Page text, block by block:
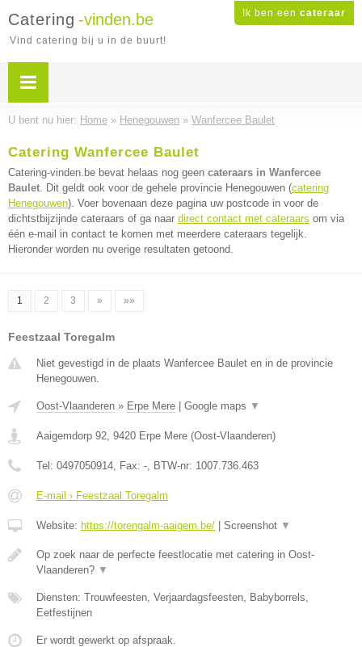
Ik ben een cateraar
Catering -vinden.be
Vind catering bij u in de buurt!
U bent nu hier: Home » Henegouwen » Wanfercee Baulet
Catering Wanfercee Baulet
Catering-vinden.be bevat helaas nog geen cateraars in Wanfercee
Baulet. Dit geldt ook voor de gehele provincie Henegouwen (catering
Henegouwen). Voer bovenaan deze pagina uw postcode in voor de
dichtstbijzijnde cateraars of ga naar direct contact met cateraars om via
één e-mail in contact te komen met meerdere cateraars tegelijk.
Hieronder worden nu overige resultaten getoond.
1 2 3 » »»
Feestzaal Toregalm
Niet gevestigd in de plaats Wanfercee Baulet en in de provincie
Henegouwen.
Oost-Vlaanderen » Erpe Mere Google maps ▼
Aaigemdorp 92, 9420 Erpe Mere (Oost-Vlaanderen)
Tel: 0497050914, Fax: -, BTW-nr: 1007.736.463
E-mail › Feestzaal Toregalm
Website: https://torengalm-aaigem.be/ Screenshot ▼
Op zoek naar de perfecte feestlocatie met catering in Oost-
Vlaanderen? ▼
Diensten: Trouwfeesten, Verjaardagsfeesten, Babyborrels,
Eetfestijnen
Er wordt gewerkt op afspraak.